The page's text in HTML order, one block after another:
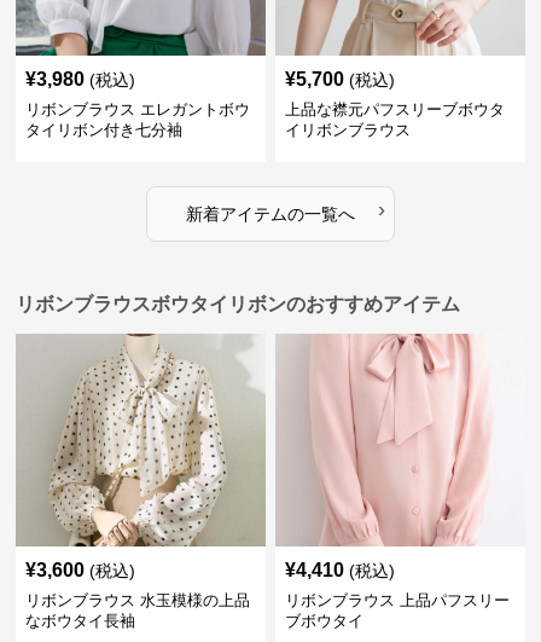
¥3,980 (税込)
リボンブラウス エレガントボウ
タイリボン付き七分袖
¥5,700 (税込)
上品な襟元パフスリーブボウタ
イリボンブラウス
新着アイテムの一覧へ ›
リボンブラウスボウタイリボンのおすすめアイテム
¥3,600 (税込)
リボンブラウス 水玉模様の上品
なボウタイ長袖
¥4,410 (税込)
リボンブラウス 上品パフスリー
ブボウタイ